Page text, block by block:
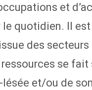
et
quotidien. Il est
des
ressources se
et/ou de